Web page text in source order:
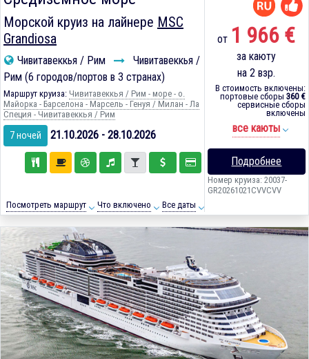
Морской круиз на лайнере MSC
Grandiosa
Чивитавеккья / Рим
Чивитавеккья /
Рим (6 городов/портов в 3 странах)
Маршрут круиза: Чивитавеккья / Рим - море - о.
Майорка - Барселона - Марсель - Генуя / Милан - Ла
Специя - Чивитавеккья / Рим
7 ночей 21.10.2026 - 28.10.2026
Посмотреть маршрут Что включено Все даты
от 1 966 €
за каюту
на 2 взр.
В стоимость включены:
портовые сборы 360 €
сервисные сборы
включены
все каюты
Подробнее
Номер круиза: 20037-
GR20261021CVVCVV